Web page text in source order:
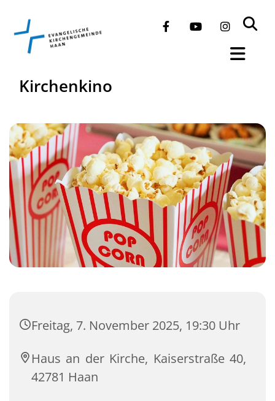
Kirchenkino
Freitag, 7. November 2025, 19:30 Uhr
Haus an der Kirche, Kaiserstraße 40,
42781 Haan